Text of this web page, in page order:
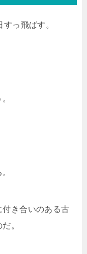
っ飛ばす。
き合いのある古
。